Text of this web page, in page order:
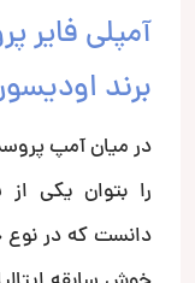
برند
را بتوان یکی از
دانست که در نوع